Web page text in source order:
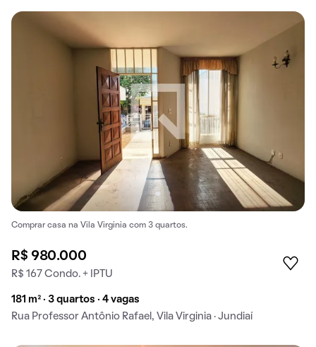
Comprar casa na Vila Virginia com 3 quartos.
R$ 980.000
R$ 167 Condo. + IPTU
181 m² · 3 quartos · 4 vagas
Rua Professor Antônio Rafael, Vila Virginia · Jundiaí